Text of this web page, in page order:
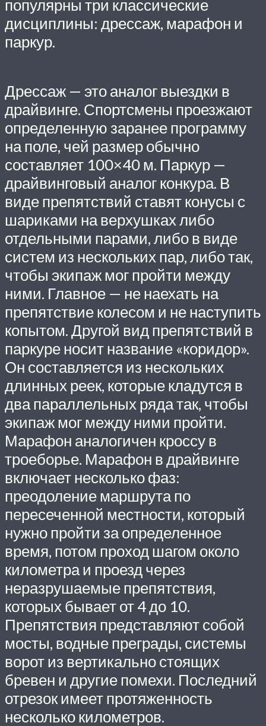
популярны три классические
дисциплины: дрессаж, марафон и
паркур.
Дрессаж — это аналог выездки в
драйвинге. Спортсмены проезжают
определенную заранее программу
на поле, чей размер обычно
составляет 100×40 м. Паркур —
драйвинговый аналог конкура. В
виде препятствий ставят конусы с
шариками на верхушках либо
отдельными парами, либо в виде
систем из нескольких пар, либо так,
чтобы экипаж мог пройти между
ними. Главное — не наехать на
препятствие колесом и не наступить
копытом. Другой вид препятствий в
паркуре носит название «коридор».
Он составляется из нескольких
длинных реек, которые кладутся в
два параллельных ряда так, чтобы
экипаж мог между ними пройти.
Марафон аналогичен кроссу в
троеборье. Марафон в драйвинге
включает несколько фаз:
преодоление маршрута по
пересеченной местности, который
нужно пройти за определенное
время, потом проход шагом около
километра и проезд через
неразрушаемые препятствия,
которых бывает от 4 до 10.
Препятствия представляют собой
мосты, водные преграды, системы
ворот из вертикально стоящих
бревен и другие помехи. Последний
отрезок имеет протяженность
несколько километров.